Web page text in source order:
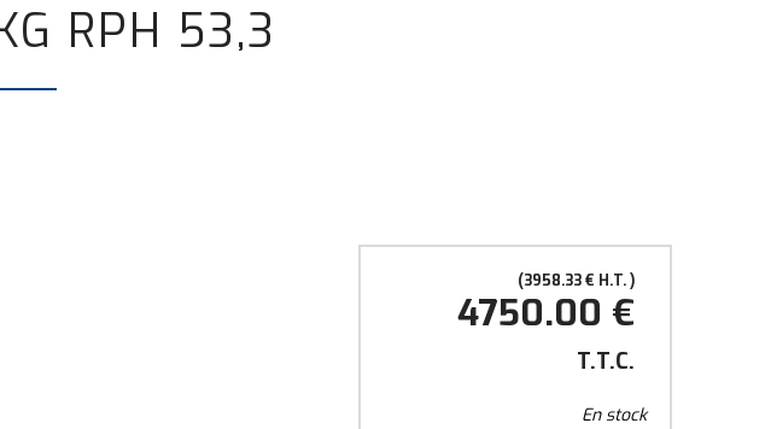
RPH 53,3
3958.33€ H.T.
4750.00 €
T.T.C.
En stock